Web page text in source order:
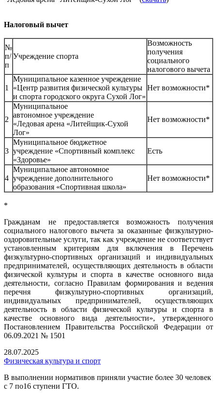
Налоговый вычет
№
п/
п
Учреждение спорта
Возможность
получения
социального
налогового вычета
1
Муниципальное казенное учреждение
«Центр развития физической культуры
и спорта городского округа Сухой Лог»
Нет возможности*
2
Муниципальное
автономное учреждение
«Ледовая арена «Литейщик-Сухой
Лог»
Нет возможности*
3
Муниципальное бюджетное
учреждение «Спортивный комплекс
«Здоровье»
Есть
4
Муниципальное автономное
учреждение дополнительного
образования «Спортивная школа»
Нет возможности*
*
Гражданам не предоставляется возможность получения
социального налогового вычета за оказанные физкультурно-
оздоровительные услуги, так как учреждение не соответствует
установленным критериям для включения в Перечень
физкультурно-спортивных организаций и индивидуальных
предпринимателей, осуществляющих деятельность в области
физической культуры и спорта в качестве основного вида
деятельности, согласно Правилам формирования и ведения
перечня физкультурно-спортивных организаций,
индивидуальных предпринимателей, осуществляющих
деятельность в области физической культуры и спорта в
качестве основного вида деятельности», утвержденного
Постановлением Правительства Российской Федерации от
06.09.2021 № 1501
28.07.2025
Физическая культура и спорт
В выполнении нормативов приняли участие более 30 человек
с 7 по16 ступени ГТО.